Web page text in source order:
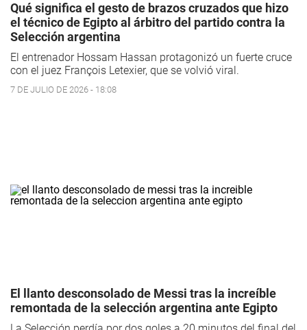
Qué significa el gesto de brazos cruzados que hizo
el técnico de Egipto al árbitro del partido contra la
Selección argentina
El entrenador Hossam Hassan protagonizó un fuerte cruce
con el juez François Letexier, que se volvió viral.
7 DE JULIO DE 2026 - 18:08
El llanto desconsolado de Messi tras la increíble
remontada de la selección argentina ante Egipto